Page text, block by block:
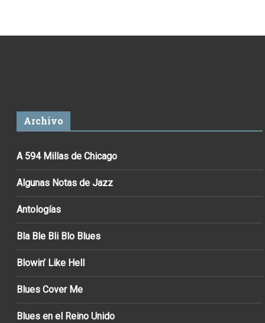
Archivo
A 594 Millas de Chicago
Algunas Notas de Jazz
Antologías
Bla Ble Bli Blo Blues
Blowin’ Like Hell
Blues Cover Me
Blues en el Reino Unido